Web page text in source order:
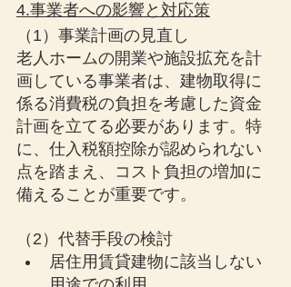
4.事業者への影響と対応策
（1）事業計画の見直し
老人ホームの開業や施設拡充を計
画している事業者は、建物取得に
係る消費税の負担を考慮した資金
計画を立てる必要があります。特
に、仕入税額控除が認められない
点を踏まえ、コスト負担の増加に
備えることが重要です。
（2）代替手段の検討
居住用賃貸建物に該当しない